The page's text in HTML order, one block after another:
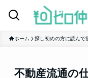
ホーム 探し初めの方に読んで
不動産流通の